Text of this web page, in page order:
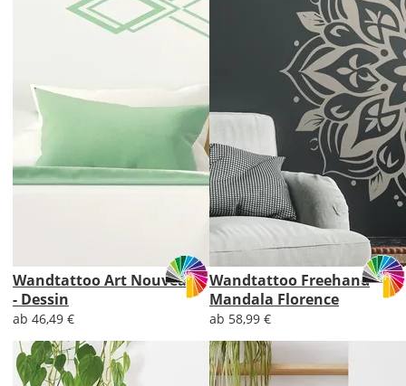
Wandtattoo Art Nouveau
- Dessin
ab 46,49 €
Wandtattoo Freehand
Mandala Florence
ab 58,99 €